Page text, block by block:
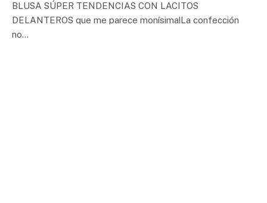
BLUSA SÚPER TENDENCIAS CON LACITOS
DELANTEROS que me parece monísima!La confección
no…